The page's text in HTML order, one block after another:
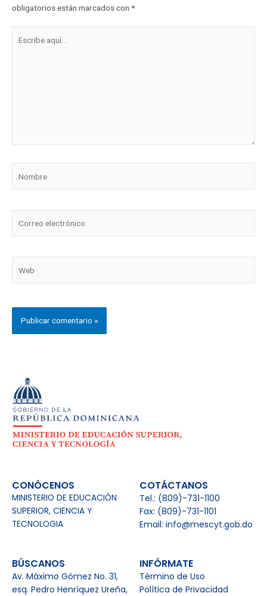
obligatorios están marcados con *
aquí...
electrónico
CONÓCENOS
MINISTERIO DE EDUCACIÓN
SUPERIOR, CIENCIA Y
TECNOLOGIA
COTÁCTANOS
Tel.: (809)-731-1100
Fax: (809)-731-1101
Email: info@mescyt.gob.do
BÚSCANOS
Av. Máximo Gómez No. 31,
esq. Pedro Henríquez Ureña,
INFÓRMATE
Término de Uso
Política de Privacidad